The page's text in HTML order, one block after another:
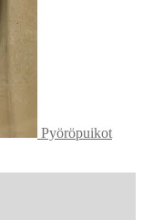
Pyöröpuikot